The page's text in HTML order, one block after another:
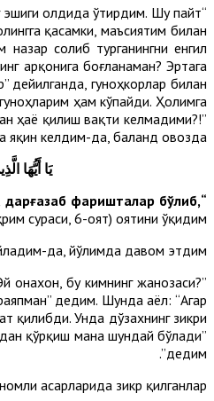
эшиги олдида ўтирдим. Шу пайт
қасамки, маъсиятим билан
солиб турганингни енгил
арқонига боғланаман? Эртага
дейилганда, гуноҳкорлар билан
ҳам кўпайди. Ҳолимга
ҳаё қилиш вақти келмадими?!”
яқин келдим-да, баланд овозда:
يَا أَيُّهَا
дарғазаб фаришталар бўлиб,
сураси, 6-оят) оятини ўқидим.
да, йўлимда давом этдим.
онахон, бу кимнинг жанозаси?”
дедим. Шунда аёл: “Агар
қилибди. Унда дўзахнинг зикри
қўрқиш мана шундай бўлади”
дедим”.
асарларида зикр қилганлар.